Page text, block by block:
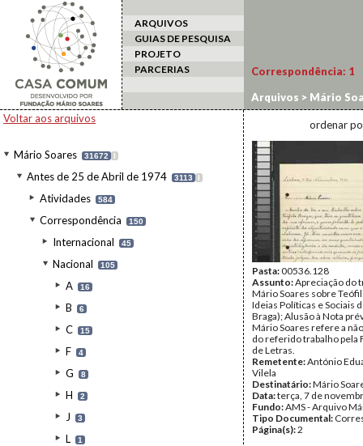
ARQUIVOS
GUIAS DE PESQUISA
PROJETO
PARCERIAS
Voltar aos arquivos
Mário Soares 31672 I
Antes de 25 de Abril de 1974 3113 I
Atividades 584
Correspondência 150
Internacional 45
Nacional 105
A 16
B 6
C 15
F 4
G 8
H 2
J 3
L 1
Correspondência: 1
Arquivos > Mário
Eduardo Lobo
ordenar
Pasta:00536.128
Assunto:Apreciação do
Mário Soares sobre
Ideias Políticas e Sociais
Braga); Alusão à Nota
Mário Soares refere a
do referido trabalho pela
de Letras.
Remetente:António
Vilela
Destinatário:Mário
Data:terça, 7 de
Fundo:AMS - Arquivo
Tipo Documental:
Página(s):2